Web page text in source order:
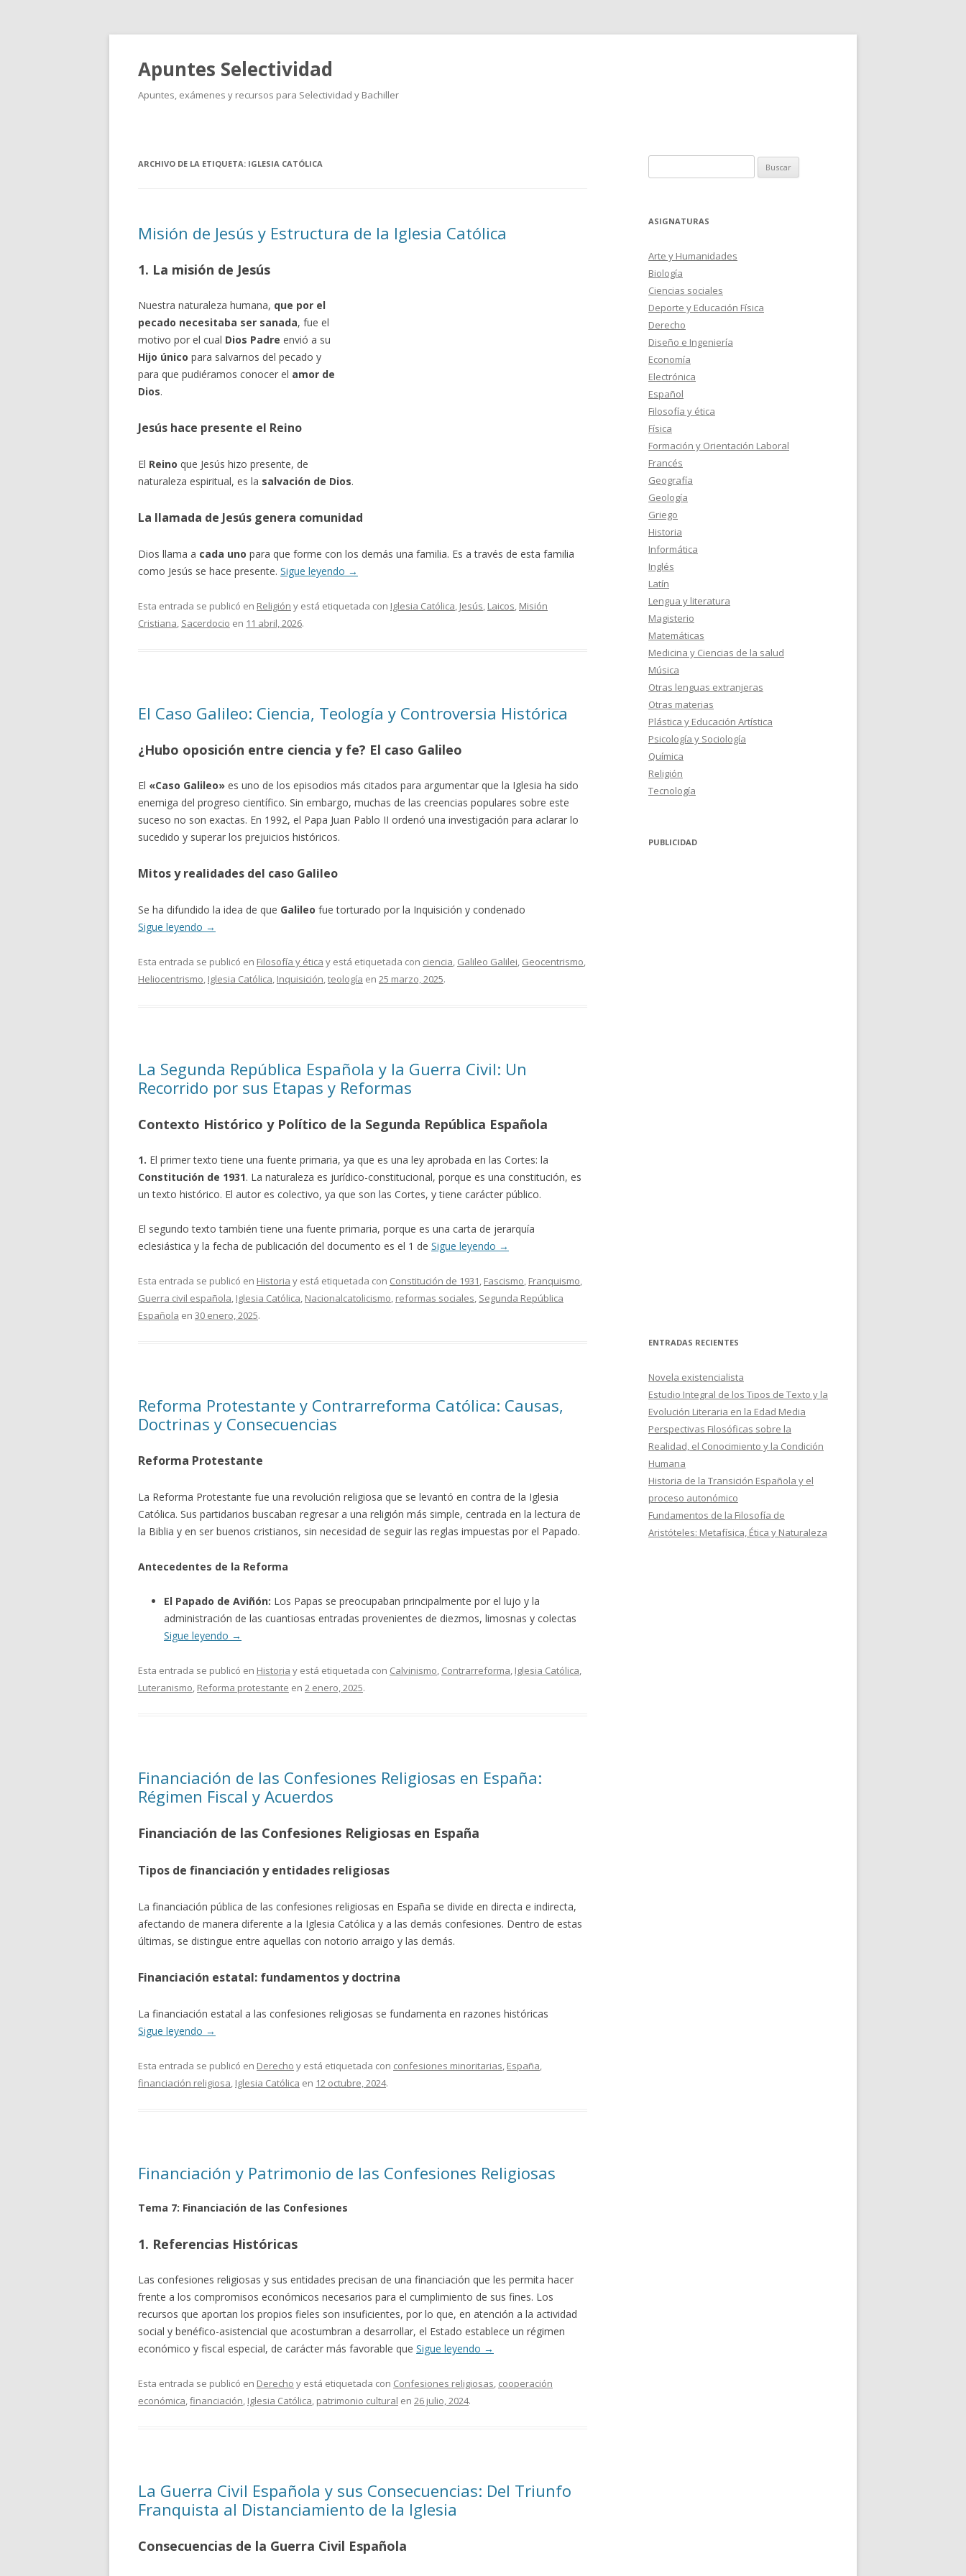
Apuntes Selectividad
Apuntes, exámenes y recursos para Selectividad y Bachiller
ARCHIVO DE LA ETIQUETA: IGLESIA CATÓLICA
Misión de Jesús y Estructura de la Iglesia Católica
1. La misión de Jesús
Nuestra naturaleza humana, que por el
pecado necesitaba ser sanada, fue el
motivo por el cual Dios Padre envió a su
Hijo único para salvarnos del pecado y
para que pudiéramos conocer el amor de
Dios.
Jesús hace presente el Reino
El Reino que Jesús hizo presente, de
naturaleza espiritual, es la salvación de Dios.
La llamada de Jesús genera comunidad
Dios llama a cada uno para que forme con los demás una familia. Es a través de esta familia
como Jesús se hace presente. Sigue leyendo →
Esta entrada se publicó en Religión y está etiquetada con Iglesia Católica, Jesús, Laicos, Misión
Cristiana, Sacerdocio en 11 abril, 2026.
El Caso Galileo: Ciencia, Teología y Controversia Histórica
¿Hubo oposición entre ciencia y fe? El caso Galileo
El «Caso Galileo» es uno de los episodios más citados para argumentar que la Iglesia ha sido
enemiga del progreso científico. Sin embargo, muchas de las creencias populares sobre este
suceso no son exactas. En 1992, el Papa Juan Pablo II ordenó una investigación para aclarar lo
sucedido y superar los prejuicios históricos.
Mitos y realidades del caso Galileo
Se ha difundido la idea de que Galileo fue torturado por la Inquisición y condenado
Sigue leyendo →
Esta entrada se publicó en Filosofía y ética y está etiquetada con ciencia, Galileo Galilei, Geocentrismo,
Heliocentrismo, Iglesia Católica, Inquisición,teología en 25 marzo, 2025.
La Segunda República Española y la Guerra Civil: Un
Recorrido por sus Etapas y Reformas
Contexto Histórico y Político de la Segunda República Española
1. El primer texto tiene una fuente primaria, ya que es una ley aprobada en las Cortes: la
Constitución de 1931. La naturaleza es jurídico-constitucional, porque es una constitución, es
un texto histórico. El autor es colectivo, ya que son las Cortes, y tiene carácter público.
El segundo texto también tiene una fuente primaria, porque es una carta de jerarquía
eclesiástica y la fecha de publicación del documento es el 1 de Sigue leyendo →
Esta entrada se publicó en Historia y está etiquetada con Constitución de 1931, Fascismo, Franquismo,
Guerra civil española, Iglesia Católica, Nacionalcatolicismo, reformas sociales, Segunda República
Española en 30 enero, 2025.
Reforma Protestante y Contrarreforma Católica: Causas,
Doctrinas y Consecuencias
Reforma Protestante
La Reforma Protestante fue una revolución religiosa que se levantó en contra de la Iglesia
Católica. Sus partidarios buscaban regresar a una religión más simple, centrada en la lectura de
la Biblia y en ser buenos cristianos, sin necesidad de seguir las reglas impuestas por el Papado.
Antecedentes de la Reforma
El Papado de Aviñón: Los Papas se preocupaban principalmente por el lujo y la
administración de las cuantiosas entradas provenientes de diezmos, limosnas y colectas
Sigue leyendo →
Esta entrada se publicó en Historia y está etiquetada con Calvinismo, Contrarreforma, Iglesia Católica,
Luteranismo, Reforma protestante en 2 enero, 2025.
Financiación de las Confesiones Religiosas en España:
Régimen Fiscal y Acuerdos
Financiación de las Confesiones Religiosas en España
Tipos de financiación y entidades religiosas
La financiación pública de las confesiones religiosas en España se divide en directa e indirecta,
afectando de manera diferente a la Iglesia Católica y a las demás confesiones. Dentro de estas
últimas, se distingue entre aquellas con notorio arraigo y las demás.
Financiación estatal: fundamentos y doctrina
La financiación estatal a las confesiones religiosas se fundamenta en razones históricas
Sigue leyendo →
Esta entrada se publicó en Derecho y está etiquetada con confesiones minoritarias, España,
financiación religiosa, Iglesia Católica en 12 octubre, 2024.
Financiación y Patrimonio de las Confesiones Religiosas
Tema 7: Financiación de las Confesiones
1. Referencias Históricas
Las confesiones religiosas y sus entidades precisan de una financiación que les permita hacer
frente a los compromisos económicos necesarios para el cumplimiento de sus fines. Los
recursos que aportan los propios fieles son insuficientes, por lo que, en atención a la actividad
social y benéfico-asistencial que acostumbran a desarrollar, el Estado establece un régimen
económico y fiscal especial, de carácter más favorable que Sigue leyendo →
Esta entrada se publicó en Derecho y está etiquetada con Confesiones religiosas, cooperación
económica,financiación, Iglesia Católica, patrimonio cultural en 26 julio, 2024.
La Guerra Civil Española y sus Consecuencias: Del Triunfo
Franquista al Distanciamiento de la Iglesia
Consecuencias de la Guerra Civil Española
ASIGNATURAS
Arte y Humanidades
Biología
Ciencias sociales
Deporte y Educación Física
Derecho
Diseño e Ingeniería
Economía
Electrónica
Español
Filosofía y ética
Física
Formación y Orientación Laboral
Francés
Geografía
Geología
Griego
Historia
Informática
Inglés
Latín
Lengua y literatura
Magisterio
Matemáticas
Medicina y Ciencias de la salud
Música
Otras lenguas extranjeras
Otras materias
Plástica y Educación Artística
Psicología y Sociología
Química
Religión
Tecnología
PUBLICIDAD
ENTRADAS RECIENTES
Novela existencialista
Estudio Integral de los Tipos de Texto y la
Evolución Literaria en la Edad Media
Perspectivas Filosóficas sobre la
Realidad, el Conocimiento y la Condición
Humana
Historia de la Transición Española y el
proceso autonómico
Fundamentos de la Filosofía de
Aristóteles: Metafísica, Ética y Naturaleza